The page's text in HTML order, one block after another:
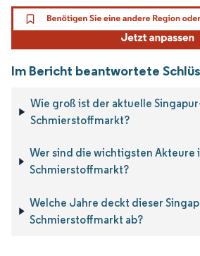
Im Bericht beantwortete
Wie groß ist der aktuelle
Schmierstoffmarkt?
Wer sind die wichtigsten Akteure
Schmierstoffmarkt?
Welche Jahre deckt dieser
Schmierstoffmarkt ab?